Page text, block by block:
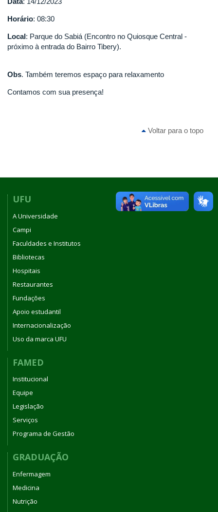
Horário: 08:30
Local: Parque do Sabiá (Encontro no Quiosque Central -
próximo à entrada do Bairro Tibery).
Obs. Também teremos espaço para relaxamento
Contamos com sua presença!
Voltar para o topo
UFU
A Universidade
Campi
Faculdades e Institutos
Bibliotecas
Hospitais
Restaurantes
Fundações
Apoio estudantil
Internacionalização
Uso da marca UFU
FAMED
Institucional
Equipe
Legislação
Serviços
Programa de Gestão
GRADUAÇÃO
Enfermagem
Medicina
Nutrição